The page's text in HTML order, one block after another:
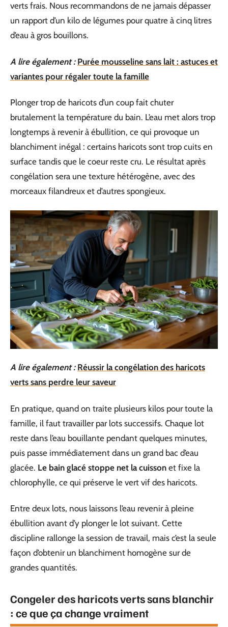
verts frais. Nous recommandons de ne jamais dépasser
un rapport d’un kilo de légumes pour quatre à cinq litres
d’eau à gros bouillons.
A lire également : Purée mousseline sans lait : astuces et
variantes pour régaler toute la famille
Plonger trop de haricots d’un coup fait chuter
brutalement la température du bain. L’eau met alors trop
longtemps à revenir à ébullition, ce qui provoque un
blanchiment inégal : certains haricots sont trop cuits en
surface tandis que le coeur reste cru. Le résultat après
congélation sera une texture hétérogène, avec des
morceaux filandreux et d’autres spongieux.
A lire également : Réussir la congélation des haricots
verts sans perdre leur saveur
En pratique, quand on traite plusieurs kilos pour toute la
famille, il faut travailler par lots successifs. Chaque lot
reste dans l’eau bouillante pendant quelques minutes,
puis passe immédiatement dans un grand bac d’eau
glacée. Le bain glacé stoppe net la cuisson et fixe la
chlorophylle, ce qui préserve le vert vif des haricots.
Entre deux lots, nous laissons l’eau revenir à pleine
ébullition avant d’y plonger le lot suivant. Cette
discipline rallonge la session de travail, mais c’est la seule
façon d’obtenir un blanchiment homogène sur de
grandes quantités.
Congeler des haricots verts sans blanchir
: ce que ça change vraiment